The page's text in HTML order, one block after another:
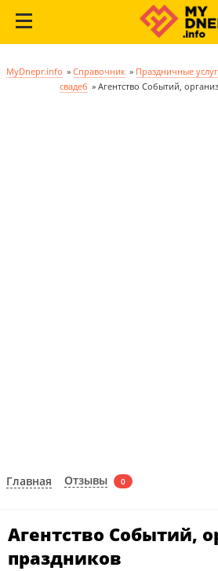
MyDnepr.info » Справочник » Праздничные
свадеб » Агентство Событий,
Главная Отзывы 0
Агентство Событий,
праздников